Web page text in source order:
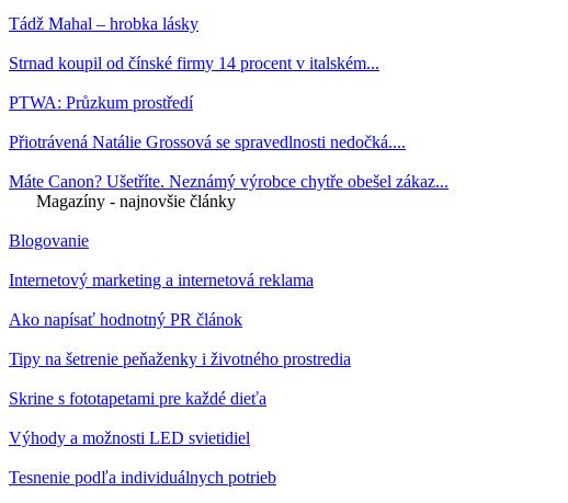
Tádž Mahal – hrobka lásky
Strnad koupil od čínské firmy 14 procent v italském...
PTWA: Průzkum prostředí
Přiotrávená Natálie Grossová se spravedlnosti nedočká....
Máte Canon? Ušetříte. Neznámý výrobce chytře obešel zákaz...
Magazíny - najnovšie články
Blogovanie
Internetový marketing a internetová reklama
Ako napísať hodnotný PR článok
Tipy na šetrenie peňaženky i životného prostredia
Skrine s fototapetami pre každé dieťa
Výhody a možnosti LED svietidiel
Tesnenie podľa individuálnych potrieb